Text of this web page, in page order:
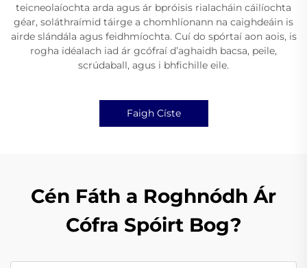
teicneolaíochta arda agus ár bpróisis rialacháin cáilíochta
géar, soláthraímid táirge a chomhlíonann na caighdeáin is
airde slándála agus feidhmíochta. Cuí do spórtaí aon aois, is
rogha idéalach iad ár gcófraí d’aghaidh bacsa, peile,
scrúdaball, agus i bhfichille eile.
Faigh Císte
Cén Fáth a Roghnódh Ár
Cófra Spóirt Bog?